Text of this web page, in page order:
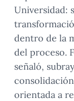
Universidad:
dentro de la
del proceso.
señaló,
orientada a